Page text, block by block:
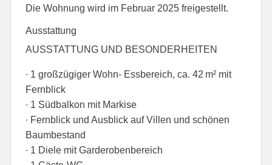
Die Wohnung wird im Februar 2025 freigestellt.
Ausstattung
AUSSTATTUNG UND BESONDERHEITEN
∙ 1 großzügiger Wohn- Essbereich, ca. 42 m² mit
Fernblick
∙ 1 Südbalkon mit Markise
∙ Fernblick und Ausblick auf Villen und schönen
Baumbestand
∙ 1 Diele mit Garderobenbereich